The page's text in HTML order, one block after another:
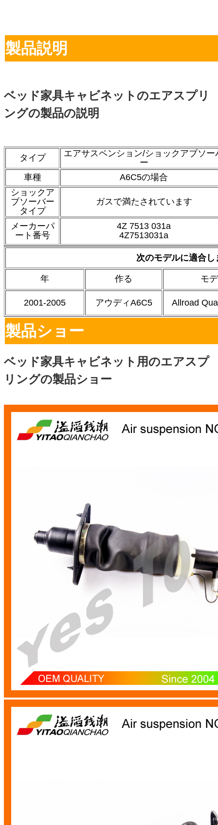
製品説明
ベッド家具キャビネットのエアスプリ
ングの製品の説明
タイプ
エアサスペンション/ショックアブソー
ー
車種
A6C5の場合
ショックア
ブソーバー
タイプ
ガスで満たされています
メーカーパ
ート番号
4Z 7513 031a
4Z7513031a
次のモデルに適合し
年 作る モ
2001-2005 アウディA6C5 Allroad
製品ショー
ベッド家具キャビネット用のエアスプ
リングの製品ショー